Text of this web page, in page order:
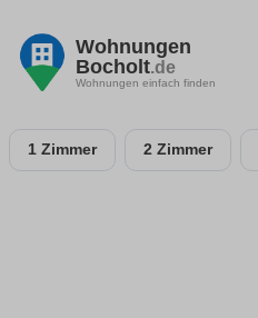
Wohnungen
Bocholt.de
Wohnungen einfach finden
1 Zimmer 2 Zimmer